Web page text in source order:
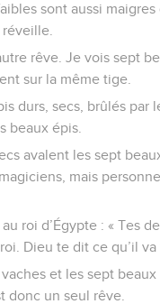
sont aussi maigres
rêve. Je vois sept
sur la même tige.
durs, secs, brûlés par
beaux épis.
avalent les sept
mais
roi d’Égypte : « Tes
Dieu te dit ce qu’il va
et les sept
donc un seul rêve.